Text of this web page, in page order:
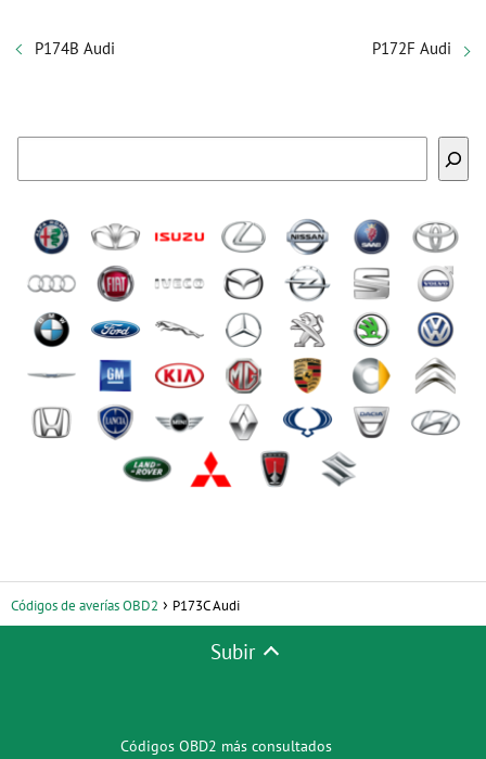
P174B Audi P172F Audi
Códigos de averías OBD2 P173C Audi
Subir
Códigos OBD2 más consultados